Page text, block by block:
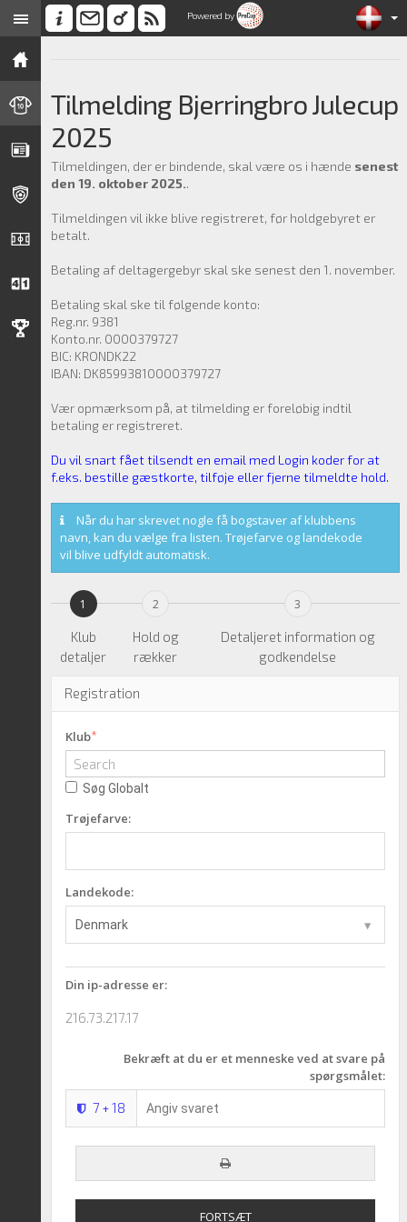
Powered by
Tilmelding Bjerringbro Julecup
2025
Tilmeldingen, der er bindende, skal være os i hænde senest
den 19. oktober 2025..
Tilmeldingen vil ikke blive registreret, før holdgebyret er
betalt.
Betaling af deltagergebyr skal ske senest den 1. november.
Betaling skal ske til følgende konto:
Reg.nr. 9381
Konto.nr. 0000379727
BIC: KRONDK22
IBAN: DK85993810000379727
Vær opmærksom på, at tilmelding er foreløbig indtil
betaling er registreret.
Du vil snart fået tilsendt en email med Login koder for at
f.eks. bestille gæstkorte, tilføje eller fjerne tilmeldte hold.
Når du har skrevet nogle få bogstaver af klubbens
navn, kan du vælge fra listen. Trøjefarve og landekode
vil blive udfyldt automatisk.
1
Klub
detaljer
2
Hold og
rækker
3
Detaljeret information og
godkendelse
Registration
Klub*
Søg Globalt
Trøjefarve:
Landekode:
Din ip-adresse er:
216.73.217.17
Bekræft at du er et menneske ved at svare på
spørgsmålet:
7 +18
FORTSÆT